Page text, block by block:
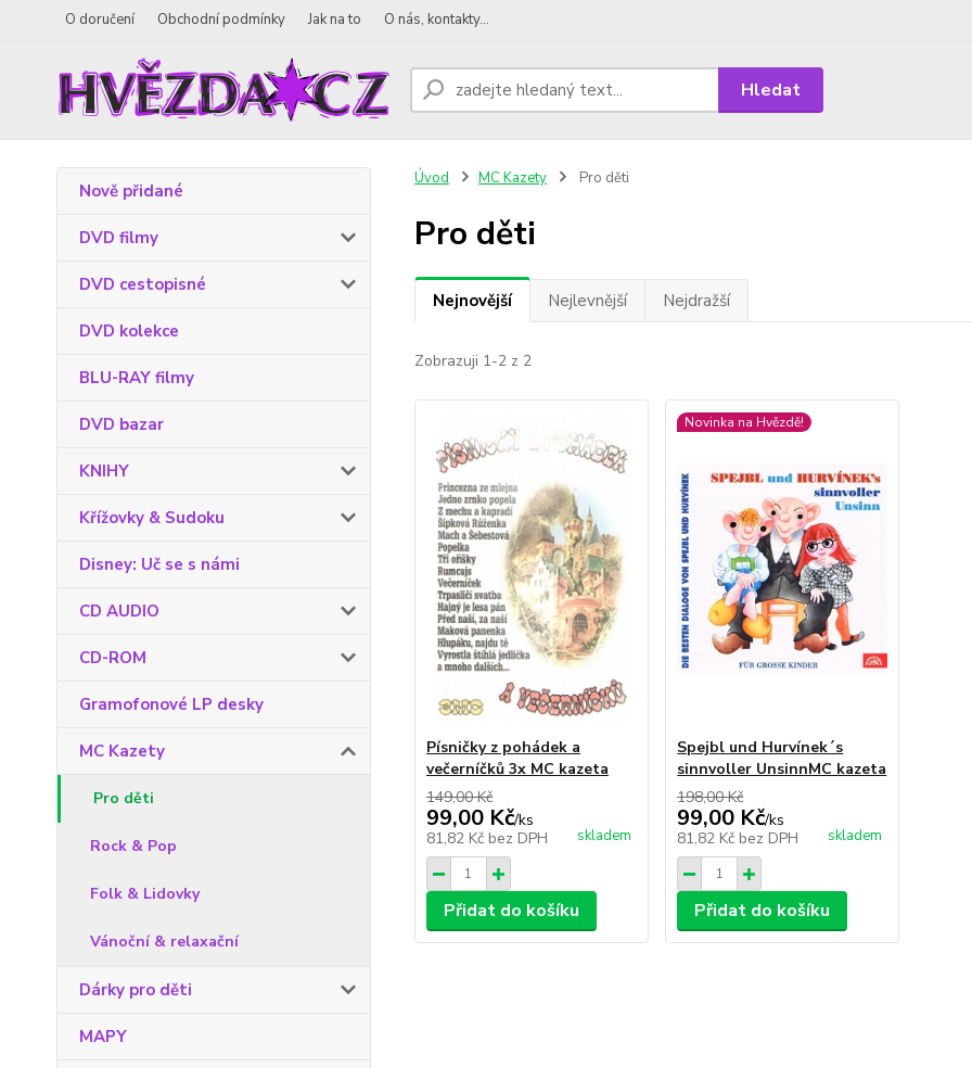
O doručení Obchodní podmínky Jak na to O nás, kontakty...
Hledat
Nově přidané
DVD filmy
DVD cestopisné
DVD kolekce
BLU-RAY filmy
DVD bazar
KNIHY
Křížovky & Sudoku
Disney: Uč se s námi
CD AUDIO
CD-ROM
Gramofonové LP desky
MC Kazety
Pro děti
Rock & Pop
Folk & Lidovky
Vánoční & relaxační
Dárky pro děti
MAPY
Úvod MC Kazety Pro děti
Pro děti
Nejnovější Nejlevnější Nejdražší
Zobrazuji 1-2 z 2
Písničky z pohádek a
večerníčků 3x MC kazeta
149,00 Kč
99,00 Kč/ks
81,82 Kč bez DPH skladem
Přidat do košíku
Novinka na Hvězdě!
Spejbl und Hurvínek´s
sinnvoller UnsinnMC kazeta
198,00 Kč
99,00 Kč/ks
81,82 Kč bez DPH skladem
Přidat do košíku